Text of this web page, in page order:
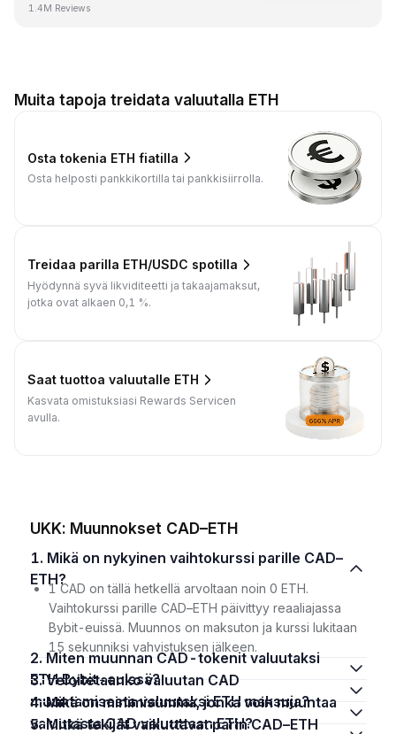
1.4M Reviews
Muita tapoja treidata valuutalla ETH
Osta tokenia ETH fiatilla
Osta helposti pankkikortilla tai pankkisiirrolla.
Treidaa parilla ETH/USDC spotilla
Hyödynnä syvä likviditeetti ja takaajamaksut,
jotka ovat alkaen 0,1 %.
Saat tuottoa valuutalle ETH
Kasvata omistuksiasi Rewards Servicen
avulla.
UKK: Muunnokset CAD–ETH
1. Mikä on nykyinen vaihtokurssi parille CAD–
ETH?
1 CAD on tällä hetkellä arvoltaan noin 0 ETH.
Vaihtokurssi parille CAD–ETH päivittyy reaaliajassa
Bybit-euissä. Muunnos on maksuton ja kurssi lukitaan
15 sekunniksi vahvistuksen jälkeen.
2. Miten muunnan CAD-tokenit valuutaksi
ETH Bybit-euissä?
3. Veloitetaanko valuutan CAD
muuntamisesta valuutaksi ETH maksuja?
4. Mikä on minimisumma, jonka voin muuntaa
valuutasta CAD valuuttaan ETH?
5. Mitkä tekijät vaikuttavat parin CAD–ETH